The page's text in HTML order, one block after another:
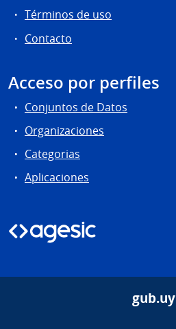
Términos de uso
Contacto
Acceso por perfiles
Conjuntos de Datos
Organizaciones
Categorias
Aplicaciones
gub.uy